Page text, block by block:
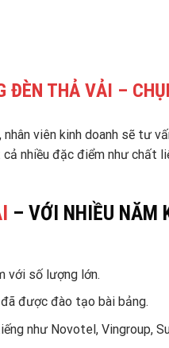
ĐÈN THẢ VẢI –
viên kinh doanh sẽ tư
nhiều đặc điểm như chất
– VỚI NHIỀU NĂM
với số lượng lớn.
được đào tạo bài bảng.
như Novotel, Vingroup,